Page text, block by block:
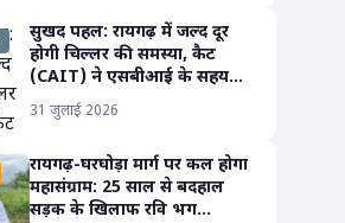
सुखद पहल: रायगढ़ में जल्द दूर
होगी चिल्लर की समस्या, कैट
(CAIT) ने एसबीआई के सहय...
31 जुलाई 2026
रायगढ़-घरघोड़ा मार्ग पर कल होगा
महासंग्राम: 25 साल से बदहाल
सड़क के खिलाफ रवि भग...